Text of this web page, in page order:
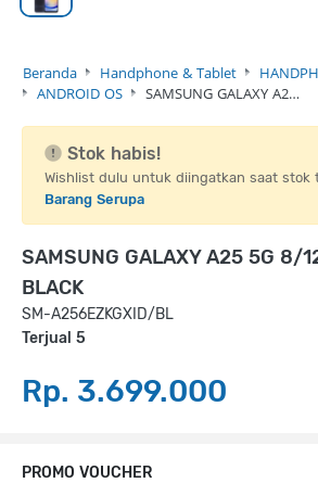
Beranda Handphone & Tablet
ANDROID OS
SAMSUNG GALAXY A2…
Stok habis!
Wishlist dulu untuk diingatkan saat stok
Barang Serupa
SAMSUNG GALAXY A25 5G 8/
BLACK
SM-A256EZKGXID/BL
Terjual 5
Rp. 3.699.000
PROMO VOUCHER